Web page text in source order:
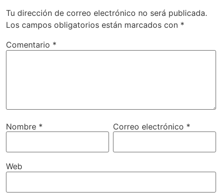
Tu dirección de correo electrónico no será publicada.
Los campos obligatorios están marcados con *
Comentario *
Nombre * Correo electrónico *
Web